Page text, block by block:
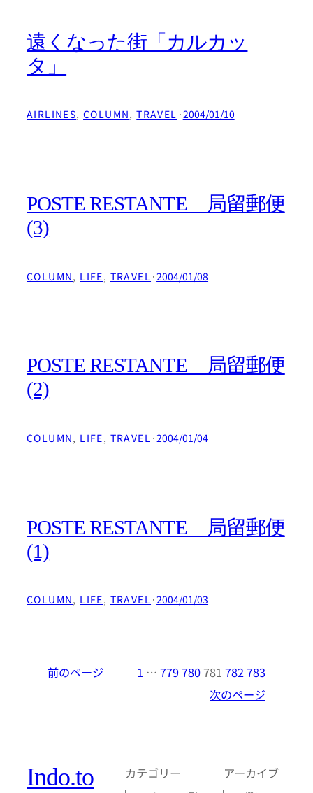
遠くなった街「カルカッ
タ」
AIRLINES, COLUMN, TRAVEL ·2004/01/10
POSTE RESTANTE 局留郵便
(3)
COLUMN, LIFE, TRAVEL ·2004/01/08
POSTE RESTANTE 局留郵便
(2)
COLUMN, LIFE, TRAVEL ·2004/01/04
POSTE RESTANTE 局留郵便
(1)
COLUMN, LIFE, TRAVEL ·2004/01/03
前のページ 1 … 779780781 782783
次のページ
Indo.to カテゴリー アーカイブ